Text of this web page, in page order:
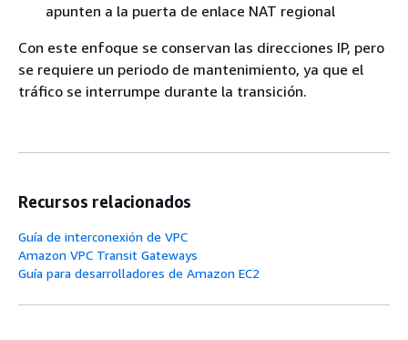
apunten a la puerta de enlace NAT regional
Con este enfoque se conservan las direcciones IP, pero
se requiere un periodo de mantenimiento, ya que el
tráfico se interrumpe durante la transición.
Recursos relacionados
Guía de interconexión de VPC
Amazon VPC Transit Gateways
Guía para desarrolladores de Amazon EC2